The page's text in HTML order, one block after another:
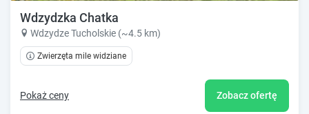
Wdzydzka Chatka
Wdzydze Tucholskie (~4.5 km)
Zwierzęta mile widziane
Pokaż ceny Zobacz ofertę